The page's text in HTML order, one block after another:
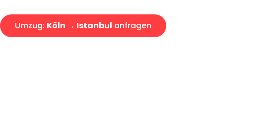
Umzug: Köln → Istanbul anfragen